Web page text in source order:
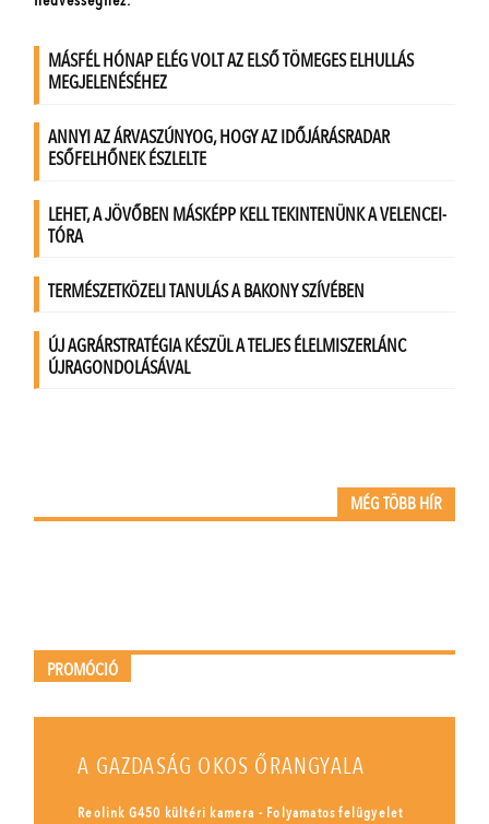
MÉG TÖBB HÍR
PROMÓCIÓ
A GAZDASÁG OKOS ŐRANGYALA
Reolink G450 kültéri kamera - Folyamatos felügyelet